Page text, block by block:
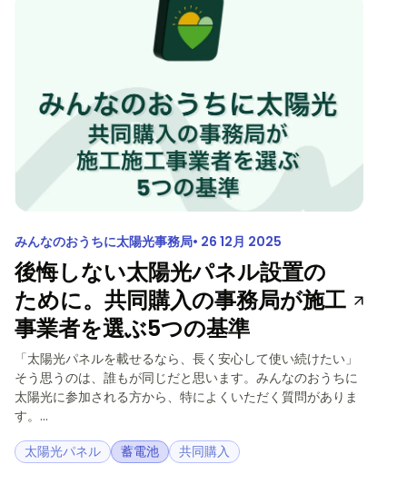
みんなのおうちに太陽光事務局 26 12月 2025
後悔しない太陽光パネル設置の
ために。共同購入の事務局が施工
事業者を選ぶ5つの基準
「太陽光パネルを載せるなら、長く安心して使い続けたい」
そう思うのは、誰もが同じだと思います。みんなのおうちに
太陽光に参加される方から、特によくいただく質問がありま
す。...
太陽光パネル
蓄電池 共同購入